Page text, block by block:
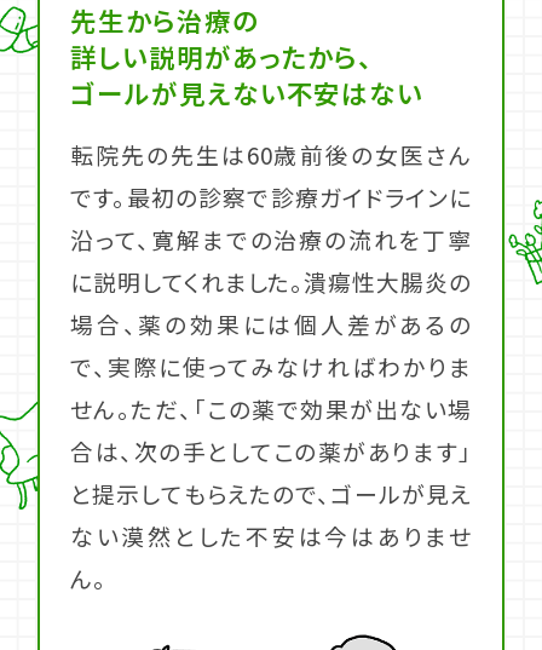
先生から治療の
詳しい説明があったから、
ゴールが見えない不安はない
転院先の先生は60歳​前後の女医さん
です。最初の診察で診療ガイドラインに
沿って、寛解までの治療の流れを丁寧
に説明してくれました。潰瘍性大腸炎の
場合、薬の効果には個人差があるの
で、実際に使ってみなければわかりま
せん。ただ、「この薬で効果が出ない場
合は、次の手としてこの薬があります」
と提示してもらえたので、ゴールが見え
ない漠然とした不安は今はありませ
ん。